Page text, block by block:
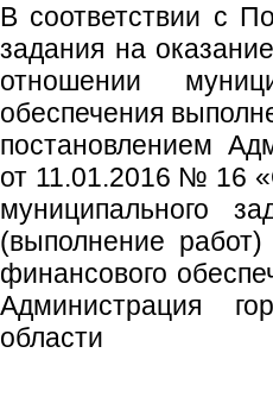
В соответствии с
задания на
отношении
обеспечения
постановлением
от 11.01.2016 № 16
муниципального
(выполнение
финансового
Администрация
области